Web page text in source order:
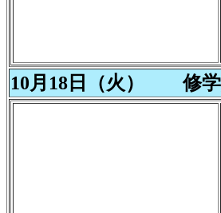
10月18日（火） 修学